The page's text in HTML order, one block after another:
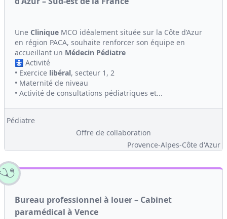
Une Clinique MCO idéalement située sur la Côte d’Azur
en région PACA, souhaite renforcer son équipe en
accueillant un Médecin Pédiatre
🚼 Activité
• Exercice libéral, secteur 1, 2
• Maternité de niveau
• Activité de consultations pédiatriques et...
Pédiatre
Offre de collaboration
Provence-Alpes-Côte d'Azur
Bureau professionnel à louer – Cabinet
paramédical à Vence